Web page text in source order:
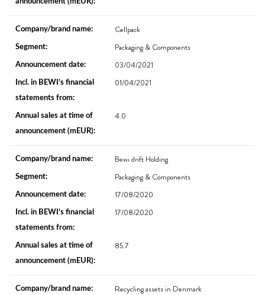
Cellpack
Packaging & Components
03/04/2021
01/04/2021
4.0
Bewi drift Holding
Packaging & Components
17/08/2020
17/08/2020
85.7
Recycling assets in Denmark